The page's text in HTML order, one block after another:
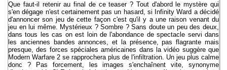
Que faut-il retenir au final de ce teaser ? Tout d'abord le mystère qui
s'en dégage n'est certainement pas un hasard, si Infinity Ward a décidé
d'annoncer son jeu de cette façon c'est qu'il y a une raison venant du
jeu en lui même. Mystérieux ? Sombre ? Sans doute un peu des deux,
dans tous les cas on est loin de l'abondance de spectacle servi dans
les anciennes bandes annonces, et la présence, pas flagrante mais
presque, des forces spéciales américaines dans la vidéo suggère que
Modern Warfare 2 se rapprochera plus de l'infiltration. Un jeu plus calme
donc ? Pas forcement, les images s'enchaînent vite, synonyme